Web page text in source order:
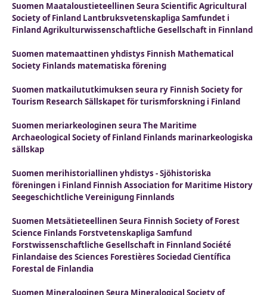
Suomen Maataloustieteellinen Seura Scientific Agricultural
Society of Finland Lantbruksvetenskapliga Samfundet i
Finland Agrikulturwissenschaftliche Gesellschaft in Finnland
Suomen matemaattinen yhdistys Finnish Mathematical
Society Finlands matematiska förening
Suomen matkailututkimuksen seura ry Finnish Society for
Tourism Research Sällskapet för turismforskning i Finland
Suomen meriarkeologinen seura The Maritime
Archaeological Society of Finland Finlands marinarkeologiska
sällskap
Suomen merihistoriallinen yhdistys - Sjöhistoriska
föreningen i Finland Finnish Association for Maritime History
Seegeschichtliche Vereinigung Finnlands
Suomen Metsätieteellinen Seura Finnish Society of Forest
Science Finlands Forstvetenskapliga Samfund
Forstwissenschaftliche Gesellschaft in Finnland Société
Finlandaise des Sciences Forestières Sociedad Científica
Forestal de Finlandia